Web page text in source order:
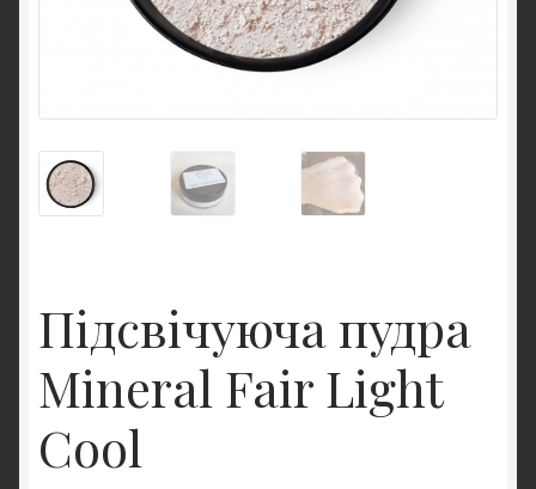
Підсвічуюча пудра
Mineral Fair Light
Cool